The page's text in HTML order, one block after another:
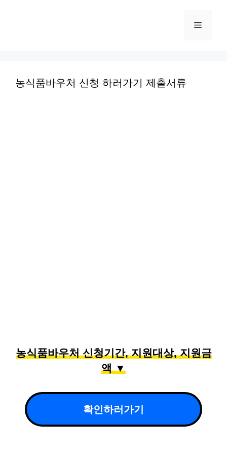
메
농식품바우처 신청 하러가기 제출서류
농식품바우처 신청기간, 지원대상, 지원금
액 ▼
확인하러가기